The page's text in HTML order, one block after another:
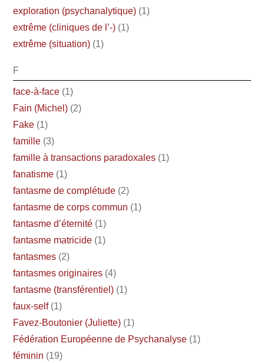
exploration (psychanalytique) (1)
extrême (cliniques de l’-) (1)
extrême (situation) (1)
F
face-à-face (1)
Fain (Michel) (2)
Fake (1)
famille (3)
famille à transactions paradoxales (1)
fanatisme (1)
fantasme de complétude (2)
fantasme de corps commun (1)
fantasme d’éternité (1)
fantasme matricide (1)
fantasmes (2)
fantasmes originaires (4)
fantasme (transférentiel) (1)
faux-self (1)
Favez-Boutonier (Juliette) (1)
Fédération Européenne de Psychanalyse (1)
féminin (19)